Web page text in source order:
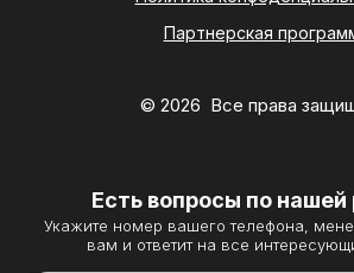
Партнерская
© 2026 Все права
Есть вопросы по нашей
Укажите номер вашего телефона,
вам и ответит на все